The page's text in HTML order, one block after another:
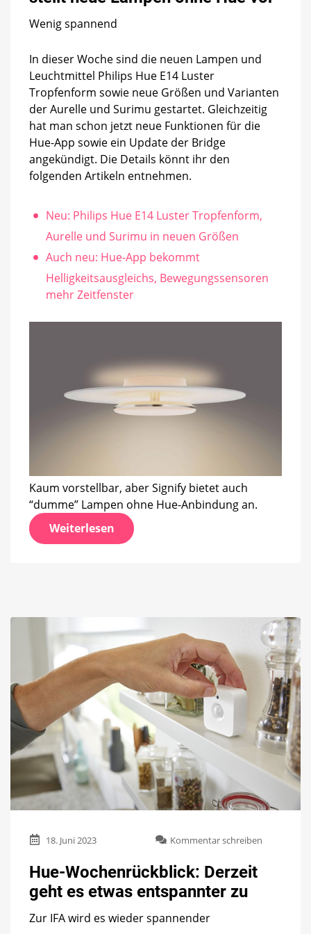
vor
Wenig spannend
In dieser Woche sind die neuen Lampen und
Leuchtmittel Philips Hue E14 Luster
Tropfenform sowie neue Größen und Varianten
der Aurelle und Surimu gestartet. Gleichzeitig
hat man schon jetzt neue Funktionen für die
Hue-App sowie ein Update der Bridge
angekündigt. Die Details könnt ihr den
folgenden Artikeln entnehmen.
Neu: Philips Hue E14 Luster Tropfenform,
Aurelle und Surimu in neuen Größen
Auch neu: Hue-App bekommt
Helligkeitsausgleichs, Bewegungssensoren
mehr Zeitfenster
Kaum vorstellbar, aber Signify bietet auch
“dumme” Lampen ohne Hue-Anbindung an.
Weiterlesen
18. Juni 2023 Kommentar schreiben
Hue-Wochenrückblick: Derzeit
geht es etwas entspannter zu
Zur IFA wird es wieder spannender